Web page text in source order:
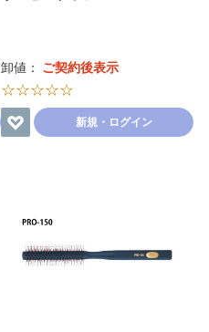
卸値： ご契約後表示
☆☆☆☆☆
新規・ログイン